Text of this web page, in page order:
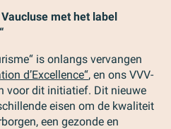
met het label
is onlangs vervangen
d’Excellence“, en ons VVV-
voor dit initiatief. Dit nieuwe
eisen om de kwaliteit
een gezonde en